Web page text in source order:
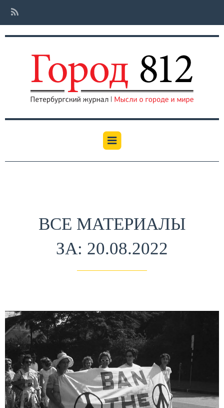
ВСЕ МАТЕРИАЛЫ
ЗА: 20.08.2022